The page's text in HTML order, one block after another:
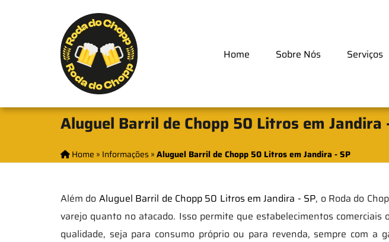
Home Sobre Nós Serviços
Aluguel Barril de Chopp 50 Litros em Jandira
Home » Informações»Aluguel Barril de Chopp 50 Litros em Jandira - SP
Além do Aluguel Barril de Chopp 50 Litros em Jandira - SP, o Roda do
varejo quanto no atacado. Isso permite que estabelecimentos
qualidade, seja para consumo próprio ou para revenda, sempre com